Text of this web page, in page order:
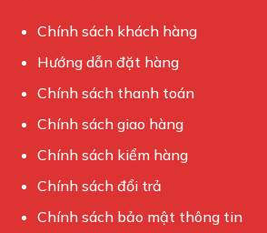
Chính sách khách hàng
Hướng dẫn đặt hàng
Chính sách thanh toán
Chính sách giao hàng
Chính sách kiểm hàng
Chính sách đổi trả
Chính sách bảo mật thông tin